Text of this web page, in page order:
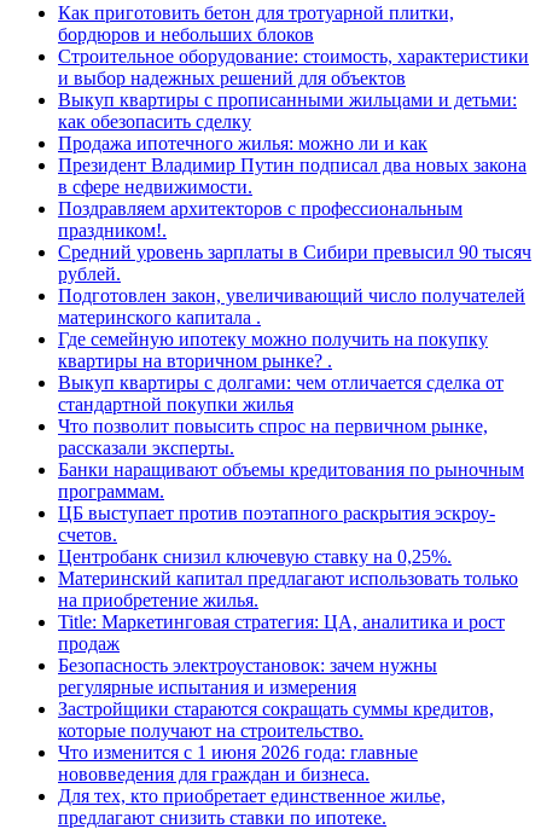
Как приготовить бетон для тротуарной плитки,
бордюров и небольших блоков
Строительное оборудование: стоимость, характеристики
и выбор надежных решений для объектов
Выкуп квартиры с прописанными жильцами и детьми:
как обезопасить сделку
Продажа ипотечного жилья: можно ли и как
Президент Владимир Путин подписал два новых закона
в сфере недвижимости.
Поздравляем архитекторов с профессиональным
праздником!.
Средний уровень зарплаты в Сибири превысил 90 тысяч
рублей.
Подготовлен закон, увеличивающий число получателей
материнского капитала .
Где семейную ипотеку можно получить на покупку
квартиры на вторичном рынке? .
Выкуп квартиры с долгами: чем отличается сделка от
стандартной покупки жилья
Что позволит повысить спрос на первичном рынке,
рассказали эксперты.
Банки наращивают объемы кредитования по рыночным
программам.
ЦБ выступает против поэтапного раскрытия эскроу-
счетов.
Центробанк снизил ключевую ставку на 0,25%.
Материнский капитал предлагают использовать только
на приобретение жилья.
Title: Маркетинговая стратегия: ЦА, аналитика и рост
продаж
Безопасность электроустановок: зачем нужны
регулярные испытания и измерения
Застройщики стараются сокращать суммы кредитов,
которые получают на строительство.
Что изменится с 1 июня 2026 года: главные
нововведения для граждан и бизнеса.
Для тех, кто приобретает единственное жилье,
предлагают снизить ставки по ипотеке.